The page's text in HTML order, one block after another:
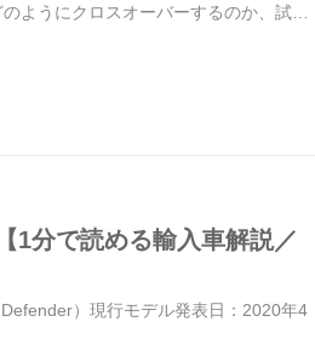
ようにクロスオーバーするのか、試し
1分で読める輸入車解説／
）現行モデル発表日：2020年4